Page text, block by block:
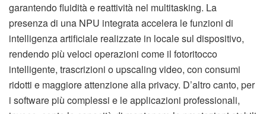
garantendo fluidità e reattività nel multitasking. La
presenza di una NPU integrata accelera le funzioni di
intelligenza artificiale realizzate in locale sul dispositivo,
rendendo più veloci operazioni come il fotoritocco
intelligente, trascrizioni o upscaling video, con consumi
ridotti e maggiore attenzione alla privacy. D’altro canto, per
i software più complessi e le applicazioni professionali,